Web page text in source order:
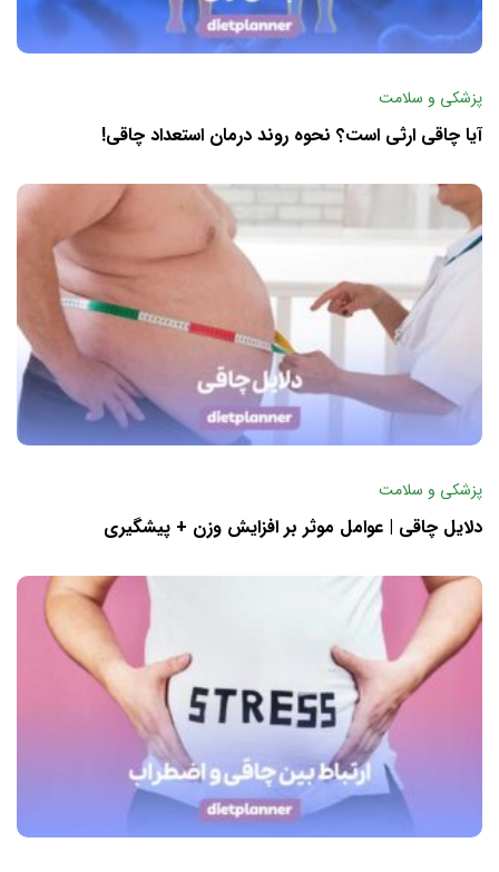
پزشکی و سلامت
آیا چاقی ارثی است؟ نحوه روند درمان استعداد چاقی!
پزشکی و سلامت
دلایل چاقی | عوامل موثر بر افزایش وزن + پیشگیری